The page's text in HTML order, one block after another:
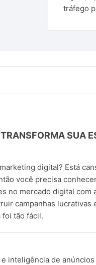
tráfego
SUA
digital? Está
você precisa
no mercado digital com
campanhas
tão fácil.
inteligência de